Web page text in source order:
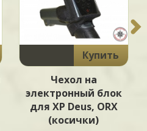
Купить
Чехол на
электронный блок
для XP Deus, ORX
(косички)